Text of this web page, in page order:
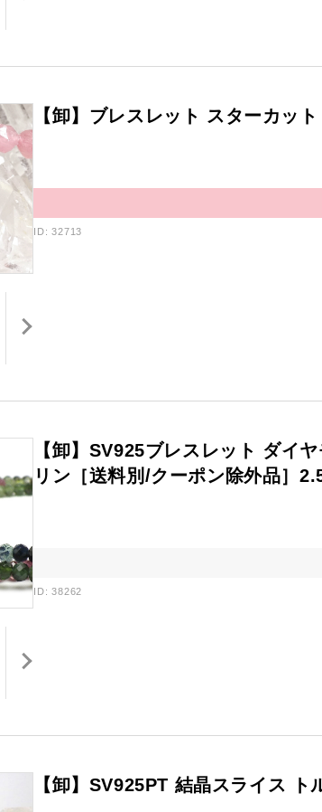
【卸】ブレスレット スターカッ
ID: 32713
【卸】SV925ブレスレット ダイ
リン［送料別/クーポン除外品］
ID: 38262
【卸】SV925PT 結晶スライス